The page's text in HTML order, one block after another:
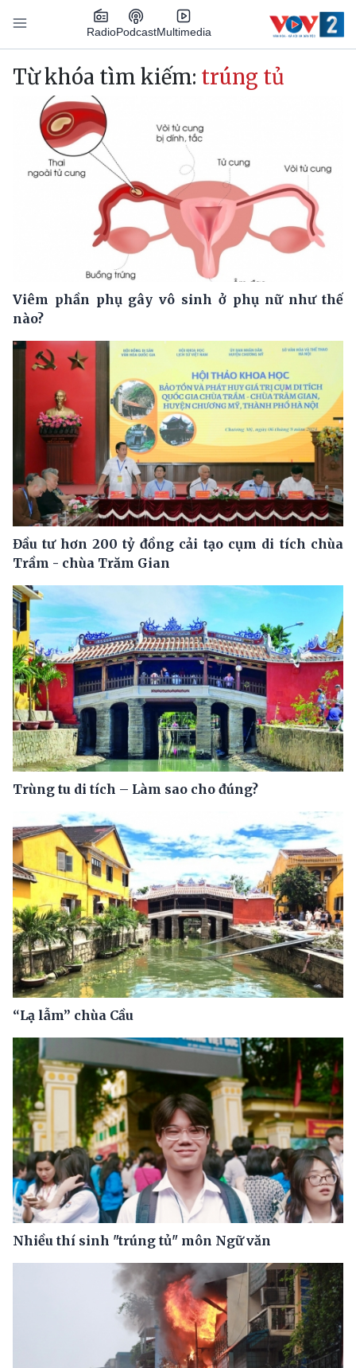
Nhảy đến nội dung
RadioPodcastMultimedia
Main navigation
Từ khóa tìm kiếm: trúng tủ
Viêm phần phụ gây vô sinh ở phụ nữ như thế
nào?
Đầu tư hơn 200 tỷ đồng cải tạo cụm di tích chùa
Trầm - chùa Trăm Gian
Trùng tu di tích – Làm sao cho đúng?
“Lạ lẫm” chùa Cầu
Nhiều thí sinh "trúng tủ" môn Ngữ văn